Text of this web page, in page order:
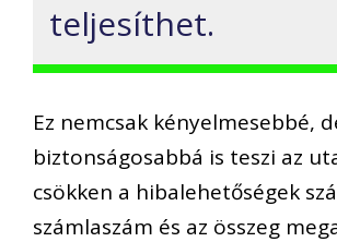
teljesíthet.
Ez nemcsak kényelmesebbé,
biztonságosabbá is teszi az
csökken a hibalehetőségek
számlaszám és az összeg